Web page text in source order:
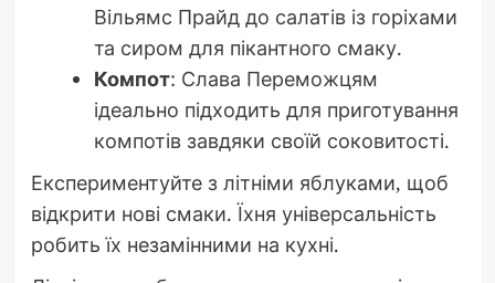
Вільямс Прайд до салатів із горіхами
та сиром для пікантного смаку.
Компот: Слава Переможцям
ідеально підходить для приготування
компотів завдяки своїй соковитості.
Експериментуйте з літніми яблуками, щоб
відкрити нові смаки. Їхня універсальність
робить їх незамінними на кухні.